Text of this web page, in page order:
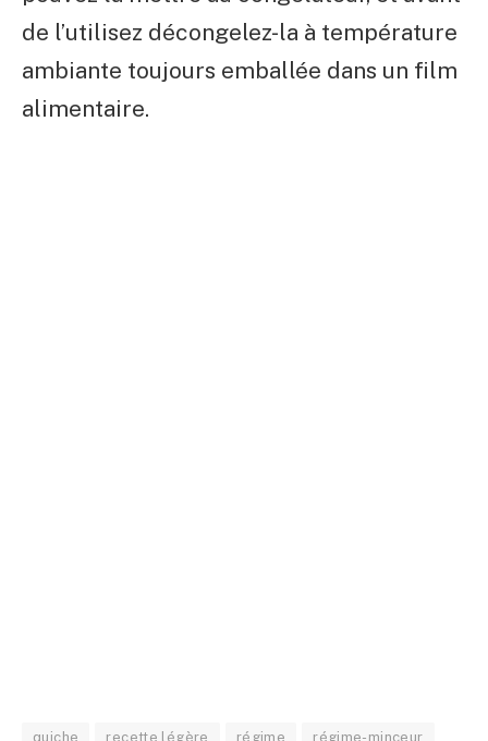
de l’utilisez décongelez-la à température
ambiante toujours emballée dans un film
alimentaire.
quiche recette légère régime régime-minceur